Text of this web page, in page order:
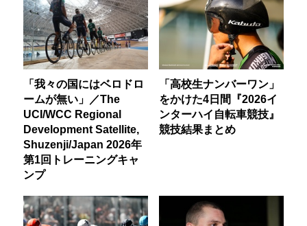
「我々の国にはベロドロ
ームが無い」／The
UCI/WCC Regional
Development Satellite,
Shuzenji/Japan 2026年
第1回トレーニングキャ
ンプ
「高校生ナンバーワン」
をかけた4日間『2026イ
ンターハイ自転車競技』
競技結果まとめ